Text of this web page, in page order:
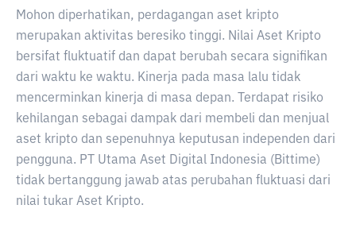
Mohon diperhatikan, perdagangan aset kripto
merupakan aktivitas beresiko tinggi. Nilai Aset Kripto
bersifat fluktuatif dan dapat berubah secara signifikan
dari waktu ke waktu. Kinerja pada masa lalu tidak
mencerminkan kinerja di masa depan. Terdapat risiko
kehilangan sebagai dampak dari membeli dan menjual
aset kripto dan sepenuhnya keputusan independen dari
pengguna. PT Utama Aset Digital Indonesia (Bittime)
tidak bertanggung jawab atas perubahan fluktuasi dari
nilai tukar Aset Kripto.